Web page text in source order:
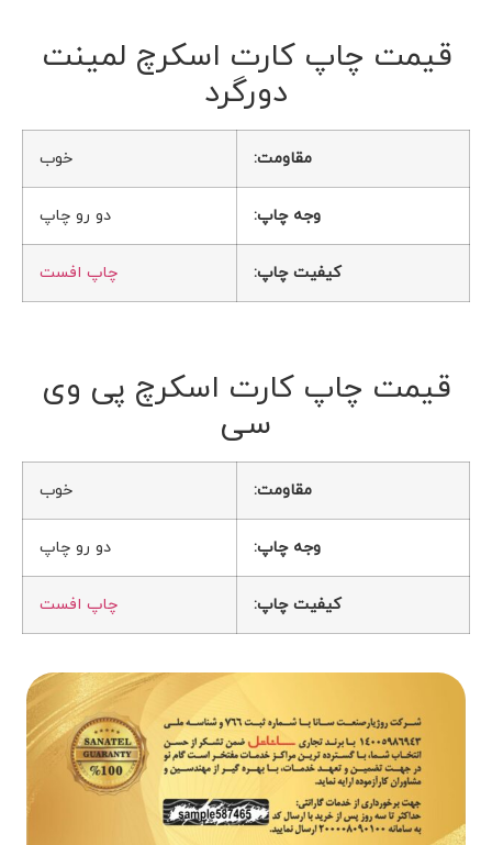
قیمت چاپ کارت اسکرچ لمینت
دورگرد
مقاومت: خوب
وجه چاپ: دو رو چاپ
کیفیت چاپ: چاپ افست
قیمت چاپ کارت اسکرچ پی وی
سی
مقاومت: خوب
وجه چاپ: دو رو چاپ
کیفیت چاپ: چاپ افست